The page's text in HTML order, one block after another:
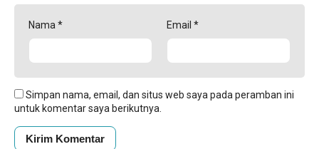
Nama * Email *
Simpan nama, email, dan situs web saya pada peramban ini
untuk komentar saya berikutnya.